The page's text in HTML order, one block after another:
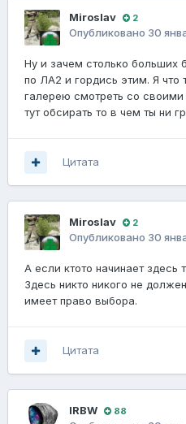
Miroslav 2
Опубликовано 30
Ну и зачем столько больших
по ЛА2 и гордись этим. Я что
галерею смотреть со
тут обсирать то в чем ты ни
Цитата
Miroslav 2
Опубликовано 30
А если ктото начинает здесь
Здесь никто никого не
имеет право выбора.
Цитата
lRBW 88